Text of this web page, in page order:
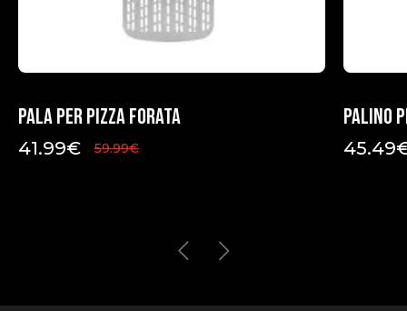
Pala per pizza forata
59.99€
41.99€
Palino
45.49